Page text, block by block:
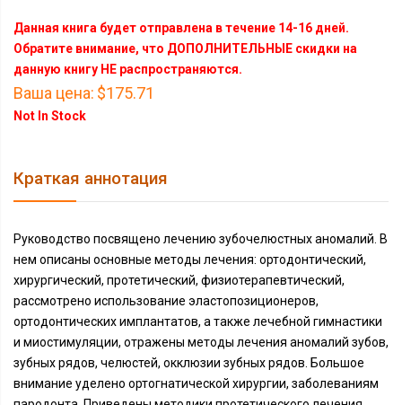
Данная книга будет отправлена в течение 14-16 дней.
Обратите внимание, что ДОПОЛНИТЕЛЬНЫЕ скидки на
данную книгу НЕ распространяются.
Ваша цена: $175.71
Not In Stock
Краткая аннотация
Руководство посвящено лечению зубочелюстных аномалий. В
нем описаны основные методы лечения: ортодонтический,
хирургический, протетический, физиотерапевтический,
рассмотрено использование эластопозиционеров,
ортодонтических имплантатов, а также лечебной гимнастики
и миостимуляции, отражены методы лечения аномалий зубов,
зубных рядов, челюстей, окклюзии зубных рядов. Большое
внимание уделено ортогнатической хирургии, заболеваниям